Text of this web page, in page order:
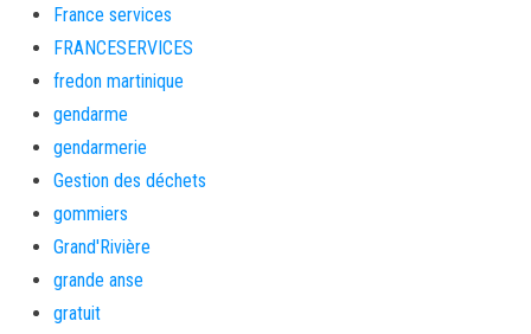
France services
FRANCESERVICES
fredon martinique
gendarme
gendarmerie
Gestion des déchets
gommiers
Grand'Rivière
grande anse
gratuit